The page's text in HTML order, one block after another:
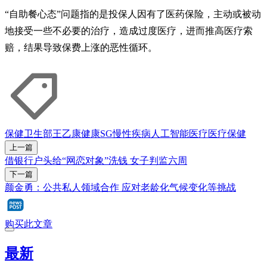
“自助餐心态”问题指的是投保人因有了医药保险，主动或被动
地接受一些不必要的治疗，造成过度医疗，进而推高医疗索
赔，结果导致保费上涨的恶性循环。
保健卫生部王乙康健康SG慢性疾病 人工智能医疗医疗保健
上一篇
借银行户头给“网恋对象”洗钱 女子判监六周
下一篇
颜金勇：公共私人领域合作 应对老龄化气候变化等挑战
购买此文章
最新